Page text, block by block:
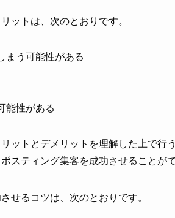
ットは、次のとおりです。
まう可能性がある
能性がある
ットとデメリットを理解した上で行
スティング集客を成功させることがで
せるコツは、次のとおりです。